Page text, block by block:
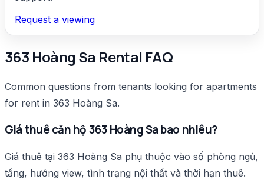
Request a viewing
363 Hoàng Sa Rental FAQ
Common questions from tenants looking for apartments
for rent in 363 Hoàng Sa.
Giá thuê căn hộ 363 Hoàng Sa bao nhiêu?
Giá thuê tại 363 Hoàng Sa phụ thuộc vào số phòng ngủ,
tầng, hướng view, tình trạng nội thất và thời hạn thuê.